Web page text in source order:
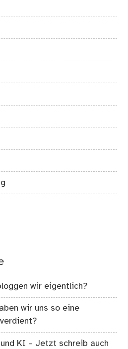
wir eigentlich?
wir uns so eine
KI – Jetzt schreib auch